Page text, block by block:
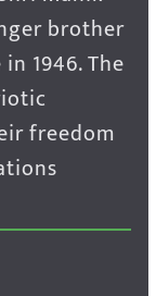
brother
1946. The
freedom